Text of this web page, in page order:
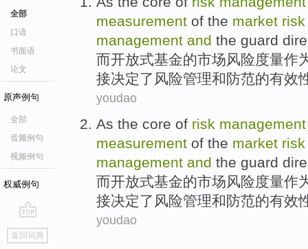
全部
口语
书面语
论文
原声例句
全部
音频例句
视频例句
权威例句
go
top
返回词典
measurement of the market risk
management and the guard
而开放式基金的市场风险度量作
接决定了 风险管理和防范的有效
youdao
As the core of risk management
measurement of the market risk
management and the guard
而开放式基金的市场风险度量作
接决定了 风险管理和防范的有效
youdao